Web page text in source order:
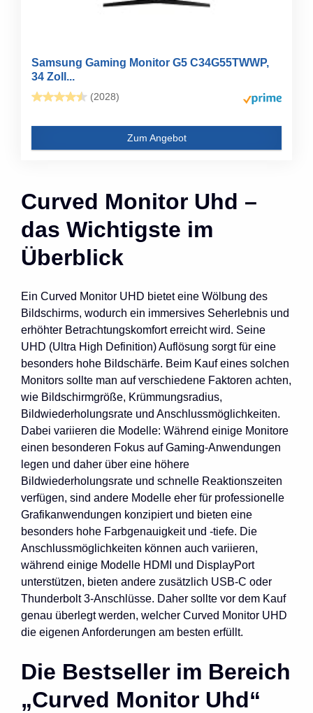
Samsung Gaming Monitor G5 C34G55TWWP,
34 Zoll...
(2028)
Zum Angebot
Curved Monitor Uhd –
das Wichtigste im
Überblick
Ein Curved Monitor UHD bietet eine Wölbung des
Bildschirms, wodurch ein immersives Seherlebnis und
erhöhter Betrachtungskomfort erreicht wird. Seine
UHD (Ultra High Definition) Auflösung sorgt für eine
besonders hohe Bildschärfe. Beim Kauf eines solchen
Monitors sollte man auf verschiedene Faktoren achten,
wie Bildschirmgröße, Krümmungsradius,
Bildwiederholungsrate und Anschlussmöglichkeiten.
Dabei variieren die Modelle: Während einige Monitore
einen besonderen Fokus auf Gaming-Anwendungen
legen und daher über eine höhere
Bildwiederholungsrate und schnelle Reaktionszeiten
verfügen, sind andere Modelle eher für professionelle
Grafikanwendungen konzipiert und bieten eine
besonders hohe Farbgenauigkeit und -tiefe. Die
Anschlussmöglichkeiten können auch variieren,
während einige Modelle HDMI und DisplayPort
unterstützen, bieten andere zusätzlich USB-C oder
Thunderbolt 3-Anschlüsse. Daher sollte vor dem Kauf
genau überlegt werden, welcher Curved Monitor UHD
die eigenen Anforderungen am besten erfüllt.
Die Bestseller im Bereich
„Curved Monitor Uhd“